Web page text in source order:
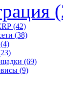
(42)
(38)
(4)
(69)
(9)